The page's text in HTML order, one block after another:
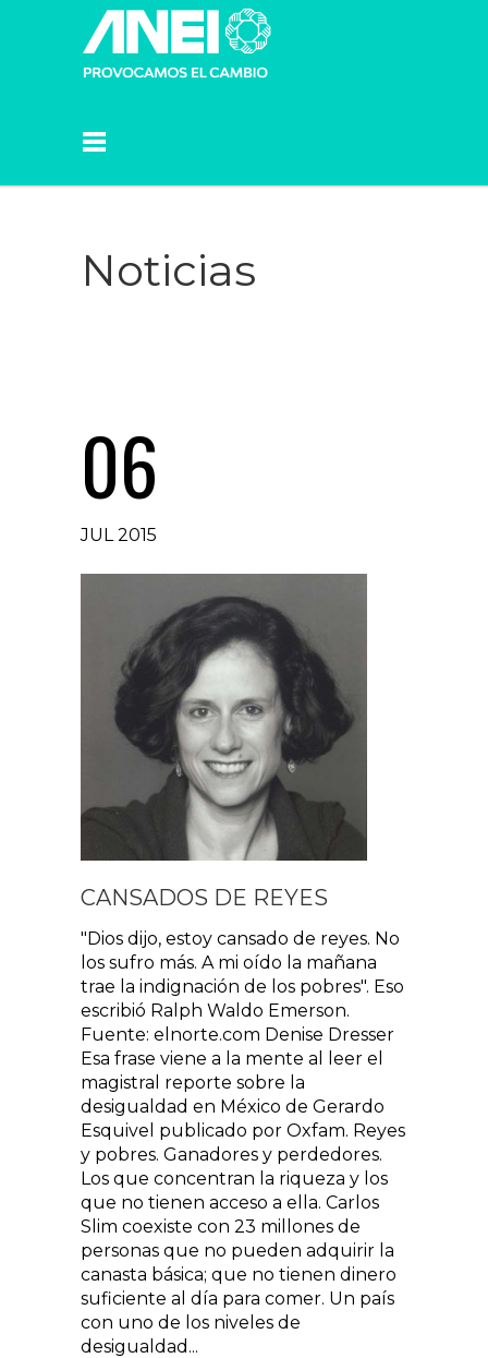
Noticias
06
JUL 2015
CANSADOS DE REYES
"Dios dijo, estoy cansado de reyes. No
los sufro más. A mi oído la mañana
trae la indignación de los pobres". Eso
escribió Ralph Waldo Emerson.
Fuente: elnorte.com Denise Dresser
Esa frase viene a la mente al leer el
magistral reporte sobre la
desigualdad en México de Gerardo
Esquivel publicado por Oxfam. Reyes
y pobres. Ganadores y perdedores.
Los que concentran la riqueza y los
que no tienen acceso a ella. Carlos
Slim coexiste con 23 millones de
personas que no pueden adquirir la
canasta básica; que no tienen dinero
suficiente al día para comer. Un país
con uno de los niveles de
desigualdad...